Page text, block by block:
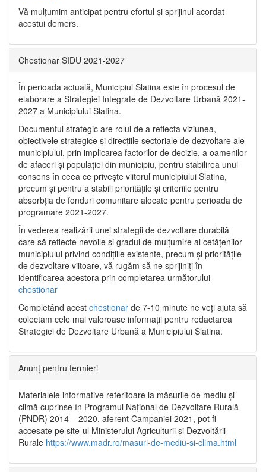
Vă mulţumim anticipat pentru efortul şi sprijinul acordat
acestui demers.
Chestionar SIDU 2021-2027
În perioada actuală, Municipiul Slatina este în procesul de
elaborare a Strategiei Integrate de Dezvoltare Urbană 2021‐
2027 a Municipiului Slatina.
Documentul strategic are rolul de a reflecta viziunea,
obiectivele strategice și direcțiile sectoriale de dezvoltare ale
municipiului, prin implicarea factorilor de decizie, a oamenilor
de afaceri și populației din municipiu, pentru stabilirea unui
consens în ceea ce privește viitorul municipiului Slatina,
precum și pentru a stabili prioritățile și criteriile pentru
absorbția de fonduri comunitare alocate pentru perioada de
programare 2021-2027.
În vederea realizării unei strategii de dezvoltare durabilă
care să reflecte nevoile și gradul de mulțumire al cetățenilor
municipiului privind condițiile existente, precum și prioritățile
de dezvoltare viitoare, vă rugăm să ne sprijiniți în
identificarea acestora prin completarea următorului
chestionar
Completând acest chestionar de 7-10 minute ne veți ajuta să
colectam cele mai valoroase informații pentru redactarea
Strategiei de Dezvoltare Urbană a Municipiului Slatina.
Anunț pentru fermieri
Materialele informative referitoare la măsurile de mediu și
climă cuprinse în Programul Național de Dezvoltare Rurală
(PNDR) 2014 – 2020, aferent Campaniei 2021, pot fi
accesate pe site-ul Ministerului Agriculturii și Dezvoltării
Rurale https://www.madr.ro/masuri-de-mediu-si-clima.html